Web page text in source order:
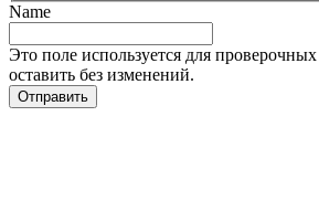
Name
Это поле используется для
оставить без изменений.